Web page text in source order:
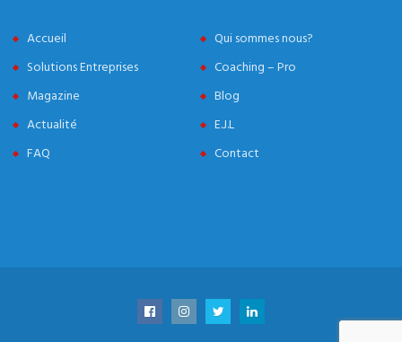
Accueil
Qui sommes nous?
Solutions Entreprises
Coaching – Pro
Magazine
Blog
Actualité
E.J.L
FAQ
Contact